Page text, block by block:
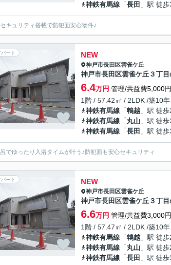
神鉄有馬線 「長田 」駅 徒
キュリティ搭載で防犯面安心物件♪
パート NEW
神戸市長田区雲雀ケ丘
神戸市長田区雲雀ケ丘３丁目
6.4万円 管理/共益費5,000円
1階 / 57.42㎡ / 2LDK /築10
神鉄有馬線 「鵯越 」駅 徒
神鉄有馬線 「丸山 」駅 徒
神鉄有馬線 「長田 」駅 徒
でゆったり入浴タイムが叶う♪防犯面も安心セキュリティ
パート NEW
神戸市長田区雲雀ケ丘
神戸市長田区雲雀ケ丘３丁目
6.6万円 管理/共益費3,000円
1階 / 57.47㎡ / 2LDK /築10
神鉄有馬線 「鵯越 」駅 徒
神鉄有馬線 「丸山 」駅 徒
神鉄有馬線 「長田 」駅 徒